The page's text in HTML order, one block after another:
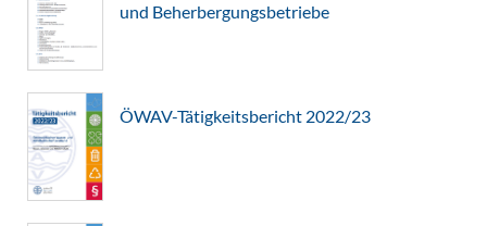
und Beherbergungsbetriebe
ÖWAV-Tätigkeitsbericht 2022/23